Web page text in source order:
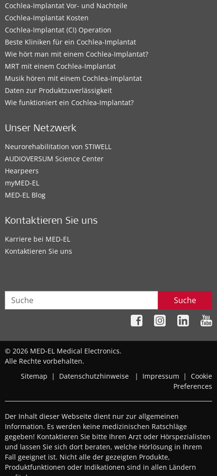
Cochlea-Implantat Vor- und Nachteile
Cochlea-Implantat Kosten
Cochlea-Implantat (CI) Operation
Beste Kliniken für ein Cochlea-Implantat
Wie hört man mit einem Cochlea-Implantat?
MRT mit einem Cochlea-Implantat
Musik hören mit einem Cochlea-Implantat
Daten zur Produktzuverlässigkeit
Wie funktioniert ein Cochlea-Implantat?
Unser Netzwerk
Neurorehabilitation von STIWELL
AUDIOVERSUM Science Center
Hearpeers
myMED‑EL
MED-EL Blog
Kontaktieren Sie uns
Karriere bei MED-EL
Kontaktieren Sie uns
Suche
© 2026 MED-EL Medical Electronics.
Alle Rechte vorbehalten.
Sitemap
| Datenschutzhinweise | Impressum | Cookie
Preferences
Der Inhalt dieser Webseite dient nur zur allgemeinen
Information. Es werden keine medizinischen Ratschläge
gegeben! Kontaktieren Sie bitte Ihren Arzt oder Hörspezialisten
und lassen Sie sich dort beraten, welche Hörlösung in Ihrem
Fall geeignet ist. Nicht alle der gezeigten Produkte,
Produktfunktionen oder Indikationen sind in allen Ländern